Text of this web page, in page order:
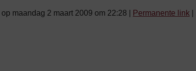
maandag 2 maart 2009 om 22:28 Permanente link